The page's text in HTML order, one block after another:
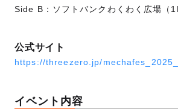
Side B：ソフトバンクわくわく広場（
公式サイト
https://threezero.jp/
イベント内容